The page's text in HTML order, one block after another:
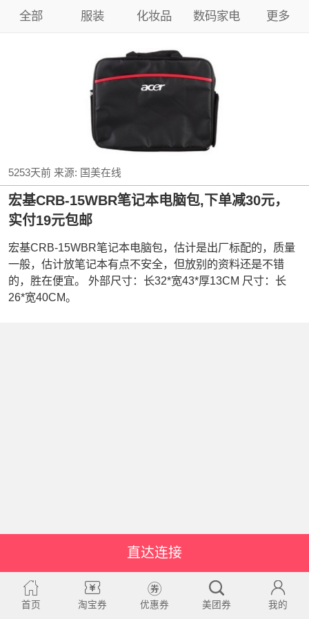
全部 服装 化妆品 数码家电 更多
5253天前来源: 国美在线
宏基CRB-15WBR笔记本电脑包,下单减30元，
实付19元包邮
宏基CRB-15WBR笔记本电脑包，估计是出厂标配的，质量
一般，估计放笔记本有点不安全，但放别的资料还是不错
的，胜在便宜。 外部尺寸：长32*宽43*厚13CM 尺寸：长
26*宽40CM。
直达连接
首页 淘宝券 优惠券 美团券 我的